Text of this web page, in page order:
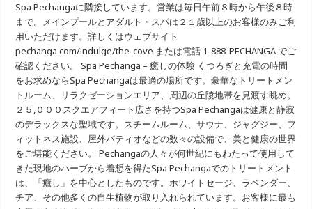
Spa Pechangaに隣接しています。営業は毎日午前８時から午後８時
まで。メインプールとアダルト・スパは２１歳以上のお客様のみご利
用いただけます。詳しくはウェブサイト
pechanga.com/indulge/the-cove または電話 1-888-PECHANGA でご
確認ください。 Spa Pechanga – 癒しの体験 くつろぎと充電の時間
をお求めならSpa Pechangaは最適の場所です。豪華なトリートメン
トルーム、リラクゼーションエリア、周辺の丘陵地帯を見渡す眺め。
２５,０００スクエアフィート広さを持つSpa Pechangaは健康と静寂
のデラックスな聖域です。スチームルーム、サウナ、ジャグジー、フ
ィットネス施設、屋外パティオなどの数々の設備で、美と健康の世界
をご堪能ください。 Pechangaの人々が何世紀にもわたって使用して
きた現地のハーブから着想を得たSpa Pechangaでのトリートメント
は、「癒し」を中心としたものです。ホワイトセージ、ラベンダー、
チア、その他多くの自生植物が取り入れられています。お客様に最も